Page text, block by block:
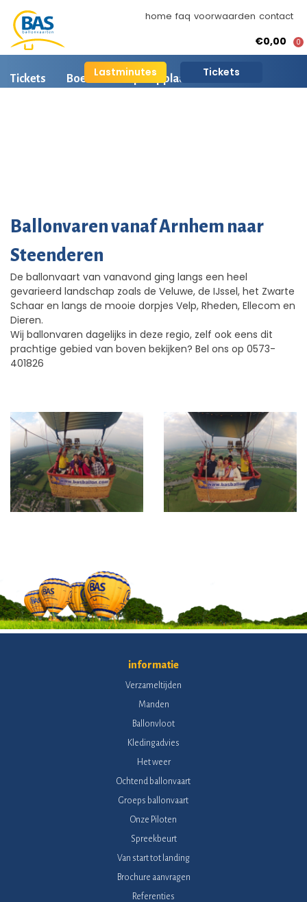
home faq voorwaarden contact
Lastminutes Tickets
€0,00 0
Tickets Boeken Opstapplaatsen
Ballonvaren vanaf Arnhem naar
Steenderen
De ballonvaart van vanavond ging langs een heel
gevarieerd landschap zoals de Veluwe, de IJssel, het Zwarte
Schaar en langs de mooie dorpjes Velp, Rheden, Ellecom en
Dieren.
Wij ballonvaren dagelijks in deze regio, zelf ook eens dit
prachtige gebied van boven bekijken? Bel ons op 0573-
401826
informatie
Verzameltijden
Manden
Ballonvloot
Kledingadvies
Het weer
Ochtend ballonvaart
Groeps ballonvaart
Onze Piloten
Spreekbeurt
Van start tot landing
Brochure aanvragen
Referenties